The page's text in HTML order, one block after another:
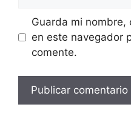
Guarda mi nombre,
en este navegador
comente.